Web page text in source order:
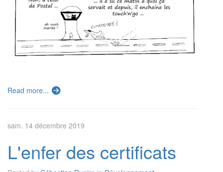
Read more...
sam. 14 décembre 2019
L'enfer des certificats